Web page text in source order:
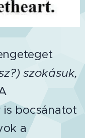
szokásuk,
bocsánatot
a